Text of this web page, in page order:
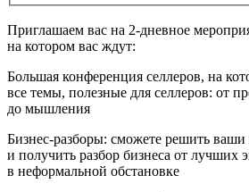
Приглашаем вас на 2-дневное
на котором вас ждут:
Большая конференция селлеров, на
все темы, полезные для селлеров: от
до мышления
Бизнес-разборы: сможете решить
и получить разбор бизнеса от лучших
в неформальной обстановке